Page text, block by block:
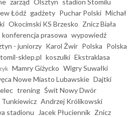
Łódź gadżety Puchar Polski Michał
Okocimski KS Brzesko Znicz Biała
konferencja prasowa wypowiedź
- juniorzy Karol Żwir Polska Polska
sklep.pl koszulki Ekstraklasa
Mamry Giżycko Wigry Suwałki
Nowe Miasto Lubawskie Dajtki
trening Świt Nowy Dwór
Andrzej Królikowski
stadionu Jacek Płuciennik Znicz